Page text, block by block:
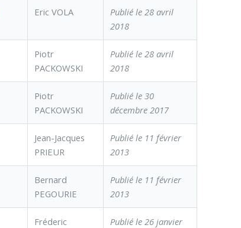
Eric VOLA
Publié le 28 avril
2018
Piotr
PACKOWSKI
Publié le 28 avril
2018
Piotr
PACKOWSKI
Publié le 30
décembre 2017
Jean-Jacques
PRIEUR
Publié le 11 février
2013
Bernard
PEGOURIE
Publié le 11 février
2013
Fréderic
Publié le 26 janvier